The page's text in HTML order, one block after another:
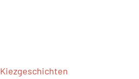
Kiezgeschichten